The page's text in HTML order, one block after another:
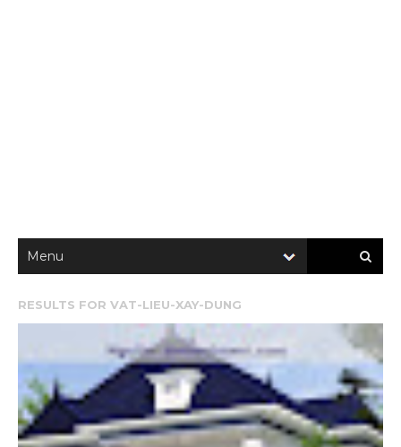
RESULTS FOR VAT-LIEU-XAY-DUNG